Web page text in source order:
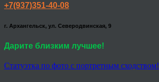
+7(937)351-40-08
г. Архангельск, ул. Северодвинская, 9
Дарите близким лучшее!
Статуэтка по фото с портретным сходством!